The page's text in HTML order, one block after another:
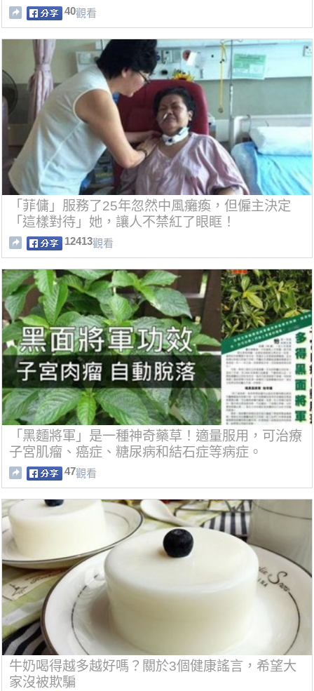
40觀看
「菲傭」服務了25年忽然中風癱瘓，但僱主決定
「這樣對待」她，讓人不禁紅了眼眶！
12413觀看
「黑麵將軍」是一種神奇藥草！適量服用，可治療
子宮肌瘤、癌症、糖尿病和結石症等病症。
47觀看
牛奶喝得越多越好嗎？關於3個健康謠言，希望大
家沒被欺騙